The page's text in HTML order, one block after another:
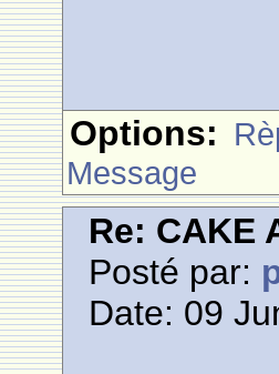
Options:
Message
Re: CAKE
Posté par:
Date: 09